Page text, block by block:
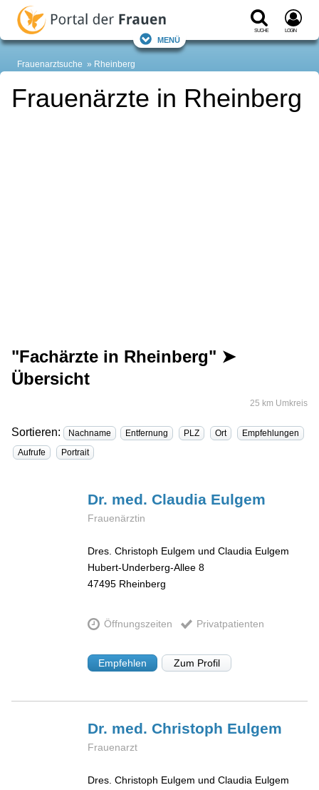
Suche Login
Menü
Frauenarztsuche Rheinberg
Frauenärzte in Rheinberg
"Fachärzte in Rheinberg" ➤
Übersicht
25 km Umkreis
Sortieren: Nachname Entfernung PLZ Ort
Empfehlungen
Aufrufe
Portrait
Dr. med. Claudia Eulgem
Frauenärztin
Dres. Christoph Eulgem und Claudia Eulgem
Hubert-Underberg-Allee 8
47495 Rheinberg
Öffnungszeiten Privatpatienten
Empfehlen Zum Profil
Dr. med. Christoph Eulgem
Frauenarzt
Dres. Christoph Eulgem und Claudia Eulgem